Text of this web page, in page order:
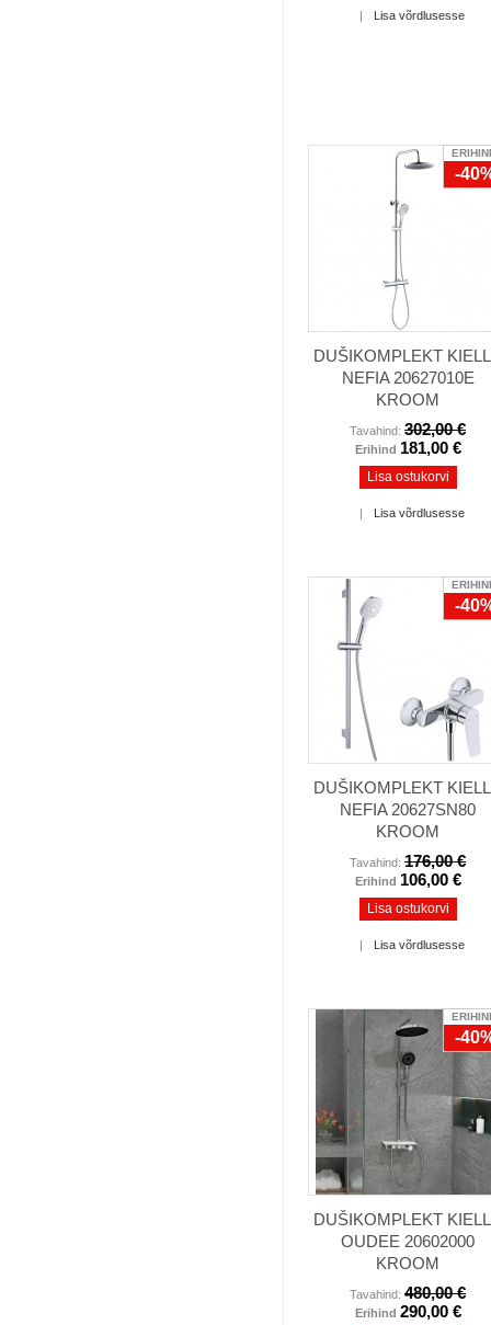
| Lisa võrdlusesse
-
DUŠIKOMPLEKT
NEFIA 20627010E
KROOM
Tavahind: 302,00 €
Erihind 181,00 €
Lisa ostukorvi
| Lisa võrdlusesse
-
DUŠIKOMPLEKT
NEFIA 20627SN80
KROOM
Tavahind: 176,00 €
Erihind 106,00 €
Lisa ostukorvi
| Lisa võrdlusesse
-
DUŠIKOMPLEKT
OUDEE 20602000
KROOM
Tavahind: 480,00 €
Erihind 290,00 €